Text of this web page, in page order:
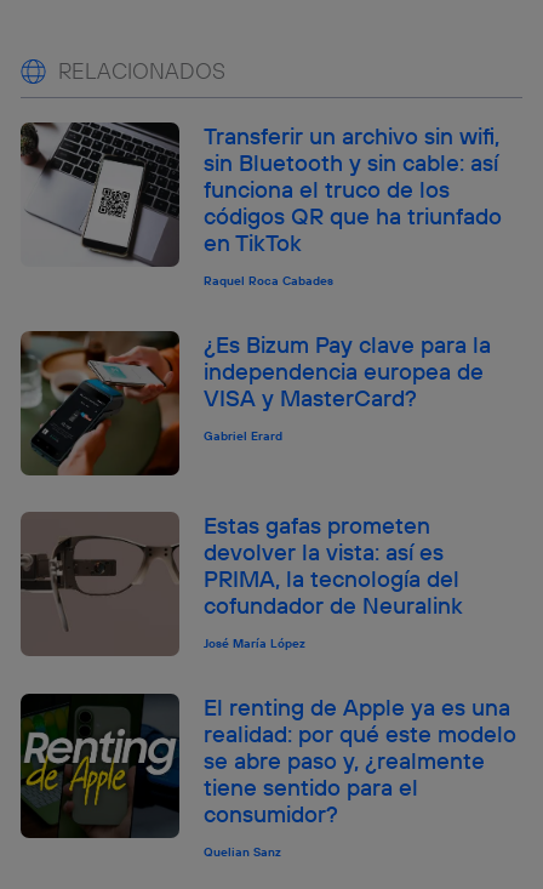
RELACIONADOS
Transferir un archivo sin wifi,
sin Bluetooth y sin cable: así
funciona el truco de los
códigos QR que ha triunfado
en TikTok
Raquel Roca Cabades
¿Es Bizum Pay clave para la
independencia europea de
VISA y MasterCard?
Gabriel Erard
Estas gafas prometen
devolver la vista: así es
PRIMA, la tecnología del
cofundador de Neuralink
José María López
El renting de Apple ya es una
realidad: por qué este modelo
se abre paso y, ¿realmente
tiene sentido para el
consumidor?
Quelian Sanz